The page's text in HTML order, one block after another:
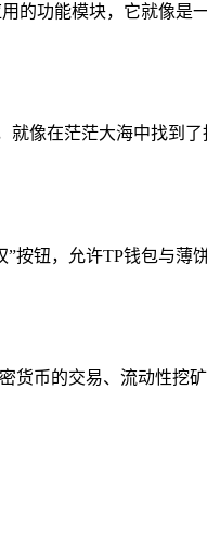
的功能模块，它就像是
就像在茫茫大海中找到
按钮，允许TP钱包与薄
货币的交易、流动性挖